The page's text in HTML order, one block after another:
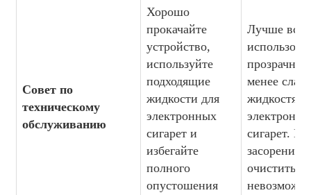
Совет по
техническому
обслуживанию
Хорошо
прокачайте
устройство,
используйте
подходящие
жидкости для
электронных
сигарет и
избегайте
полного
опустошения
Лучше
менее
сигарет.
засорения
очистить